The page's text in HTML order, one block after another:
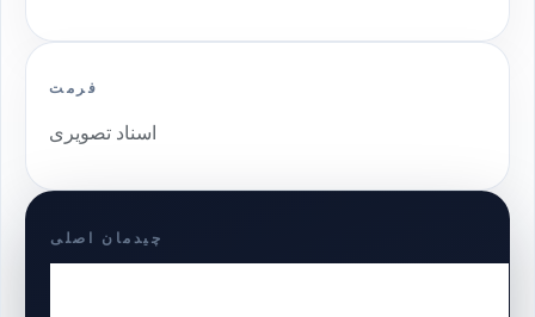
فرمت
اسناد تصویری
چیدمان اصلی